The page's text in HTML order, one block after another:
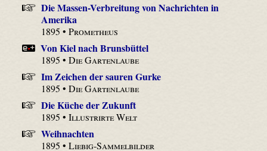
Die Massen-Verbreitung von Nachrichten in
Amerika
1895 •Prometheus
Von Kiel nach Brunsbüttel
1895 •Die Gartenlaube
Im Zeichen der sauren Gurke
1895 •Die Gartenlaube
Die Küche der Zukunft
1895 •Illustrirte Welt
Weihnachten
1895 •Liebig-Sammelbilder